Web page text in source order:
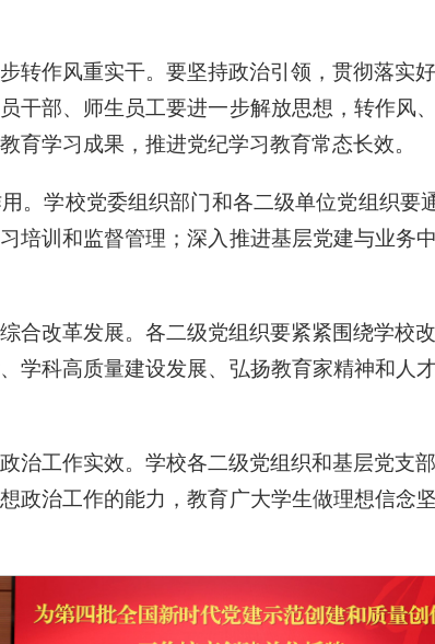
转作风重实干。要坚持政治引领，贯彻落实
干部、师生员工要进一步解放思想，转作风
育学习成果，推进党纪学习教育常态长效。
。学校党委组织部门和各二级单位党组织要
培训和监督管理；深入推进基层党建与业务
合改革发展。各二级党组织要紧紧围绕学校
学科高质量建设发展、弘扬教育家精神和人
治工作实效。学校各二级党组织和基层党支
政治工作的能力，教育广大学生做理想信念